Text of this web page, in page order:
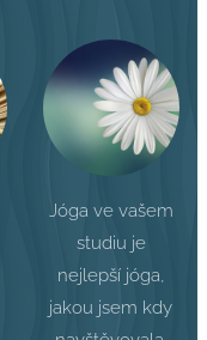
Jóga ve vašem
studiu je
nejlepší jóga,
jakou jsem kdy